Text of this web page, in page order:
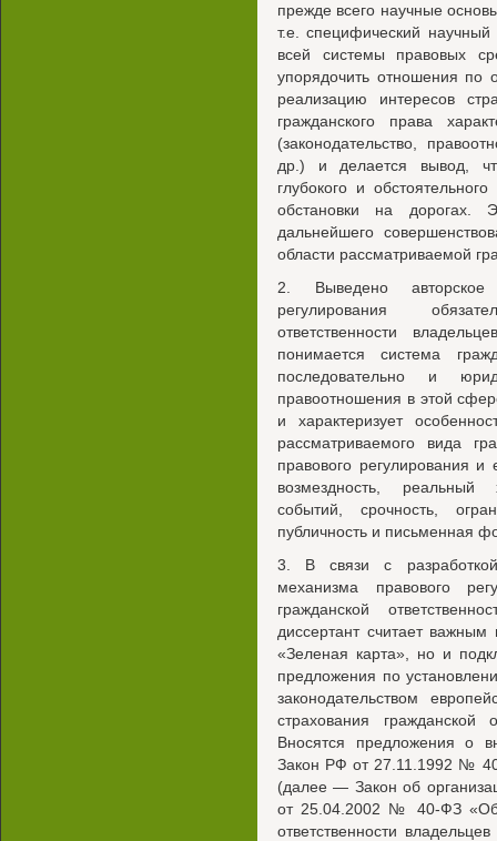
прежде всего научные
т.е. специфический
всей системы правовых
упорядочить отношения по
реализацию интересов
гражданского права
(законодательство,
др.) и делается вывод,
глубокого и
обстановки на дорогах.
дальнейшего
области рассматриваемой
2. Выведено авторское
регулирования
ответственности
понимается система
последовательно и
правоотношения в этой
и характеризует
рассматриваемого вида
правового регулирования и
возмездность, реальный
событий, срочность,
публичность и письменная
3. В связи с
механизма правового
гражданской
диссертант считает важным
«Зеленая карта», но и
предложения по
законодательством
страхования гражданской
Вносятся предложения о
Закон РФ от 27.11.1992 №
(далее — Закон об
от 25.04.2002 № 40-ФЗ «Об
ответственности